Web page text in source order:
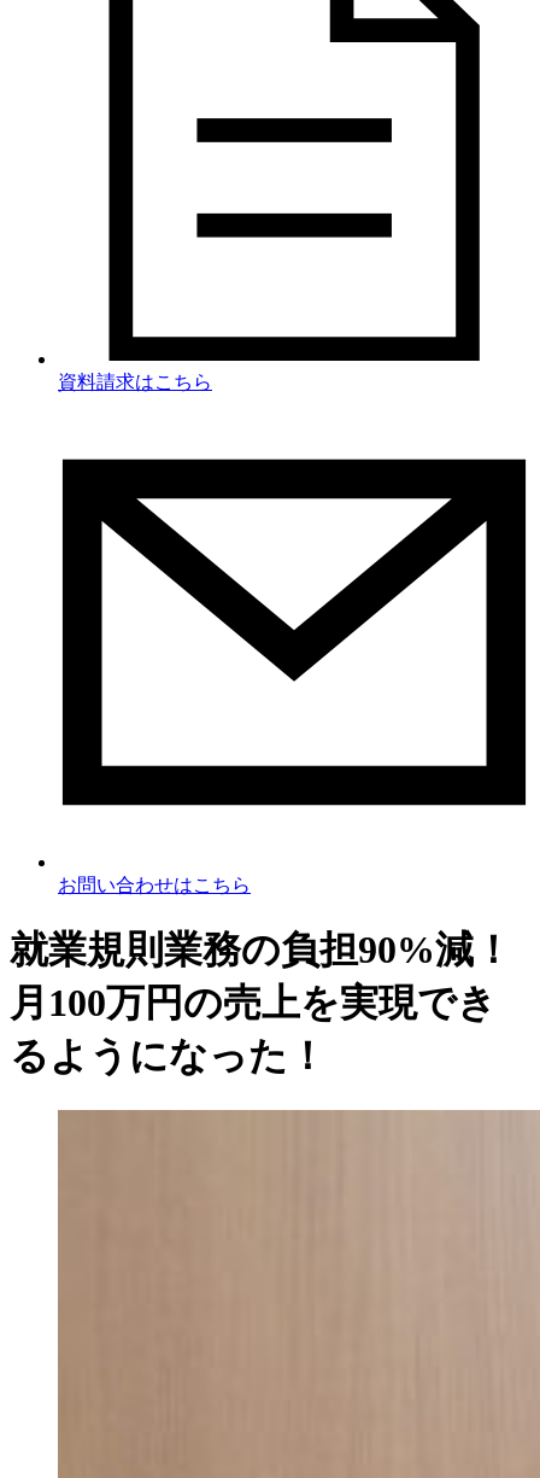
資料請求はこちら
お問い合わせはこちら
就業規則業務の負担90%減！
月100万円の売上を実現でき
るようになった！